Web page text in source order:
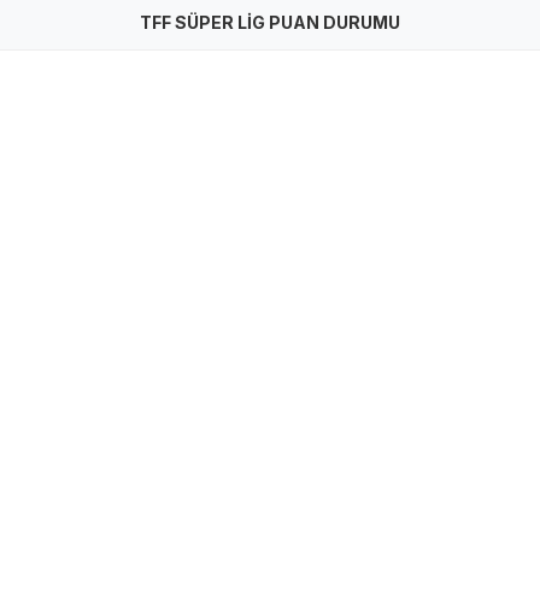
TFF SÜPER LİG PUAN DURUMU